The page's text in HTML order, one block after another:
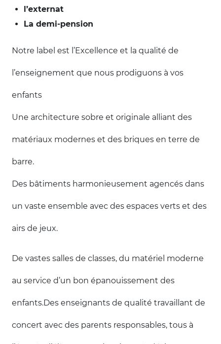
l’externat
La demi-pension
Notre label est l’Excellence et la qualité de
l’enseignement que nous prodiguons à vos
enfants
Une architecture sobre et originale alliant des
matériaux modernes et des briques en terre de
barre.
Des bâtiments harmonieusement agencés dans
un vaste ensemble avec des espaces verts et des
airs de jeux.
De vastes salles de classes, du matériel moderne
au service d’un bon épanouissement des
enfants.Des enseignants de qualité travaillant de
concert avec des parents responsables, tous à